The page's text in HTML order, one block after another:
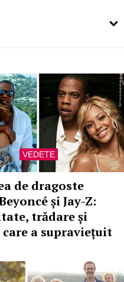
VEDETE
de dragoste
și Jay-Z:
trădare și
a supraviețuit
pe măsură ce înaintezi